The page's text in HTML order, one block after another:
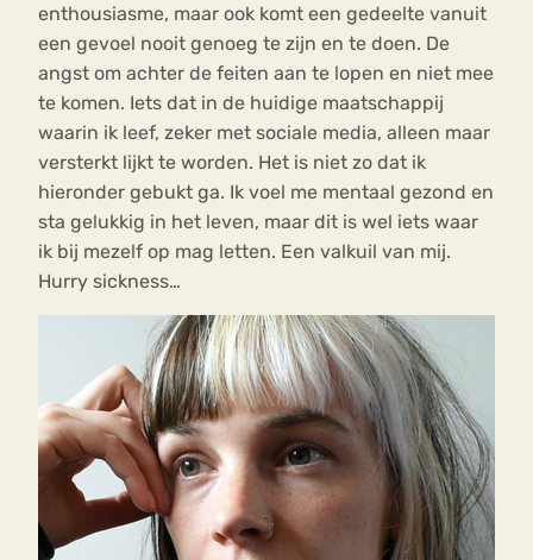
enthousiasme, maar ook komt een gedeelte vanuit
een gevoel nooit genoeg te zijn en te doen. De
angst om achter de feiten aan te lopen en niet mee
te komen. Iets dat in de huidige maatschappij
waarin ik leef, zeker met sociale media, alleen maar
versterkt lijkt te worden. Het is niet zo dat ik
hieronder gebukt ga. Ik voel me mentaal gezond en
sta gelukkig in het leven, maar dit is wel iets waar
ik bij mezelf op mag letten. Een valkuil van mij.
Hurry sickness…